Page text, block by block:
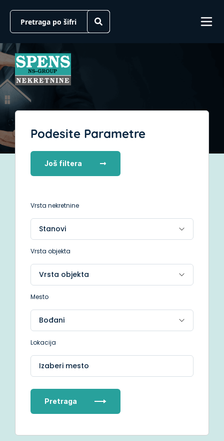
Podesite Parametre
Još filtera
Vrsta nekretnine
Vrsta objekta
Mesto
Lokacija
Izaberi mesto
Pretraga